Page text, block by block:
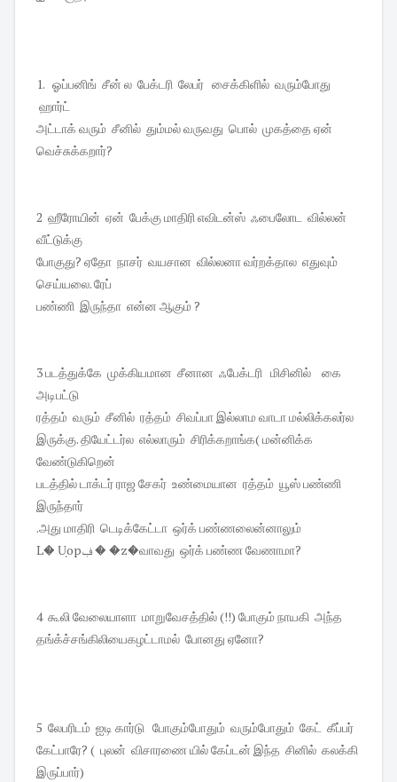
1. ஓப்பனிங் சீன் ல பேக்டரி லேபர் சைக்கிளில் வரும்போது
ஹார்ட்
அட்டாக் வரும் சீனில் தும்மல் வருவது பொல் முகத்தை ஏன்
வெச்சுக்கறார்?
2 ஹீரோயின் ஏன் பேக்கு மாதிரி எவிடன்ஸ் ஃபைலோட வில்லன்
வீட்டுக்கு
போகுது? ஏதோ நாசர் வயசான வில்லனா வர்றக்தால எதுவும்
செய்யலை. ரேப்
பண்ணி இருந்தா என்ன ஆகும் ?
3 படத்துக்கே முக்கியமான சீனான ஃபேக்டரி மிசினில் கை
அடிபட்டு
ரத்தம் வரும் சீனில் ரத்தம் சிவப்பா இல்லாம வாடா மல்லிக்கலர்ல
இருக்கு. தியேட்டர்ல எல்லாரும் சிரிக்கறாங்க( மன்னிக்க
வேண்டுகிறென்
படத்தில் டாக்டர் ராஜ சேகர் உண்மையான ரத்தம் யூஸ் பண்ணி
இருந்தார்
.அது மாதிரி டெடிக்கேட்டா ஒர்க் பண்ணலைன்னாலும்
L� Uͅopڣ � �z�வாவது ஒர்க் பண்ண வேணாமா?
4 கூலி வேலையாளா மாறுவேசத்தில் (!!) போகும் நாயகி அந்த
தங்க்ச்சங்கிலியைகழட்டாமல் போனது ஏனோ?
5 லேபரிடம் ஐடி கார்டு போகும்போதும் வரும்போதும் கேட் கீப்பர்
கேட்பாரே? ( புலன் விசாரணை யில் கேப்டன் இந்த சினில் கலக்கி
இருப்பார்)